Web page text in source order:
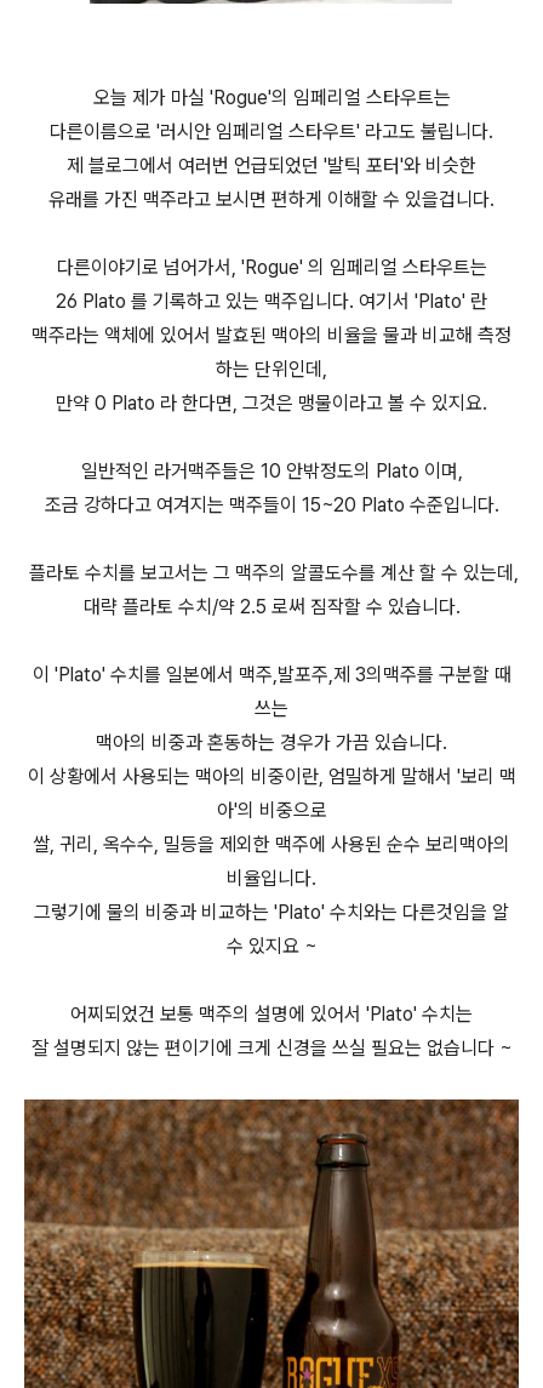
오늘 제가 마실 'Rogue'의 임페리얼 스타우트는
다른이름으로 '러시안 임페리얼 스타우트' 라고도 불립니다.
제 블로그에서 여러번 언급되었던 '발틱 포터'와 비슷한
유래를 가진 맥주라고 보시면 편하게 이해할 수 있을겁니다.
다른이야기로 넘어가서, 'Rogue' 의 임페리얼 스타우트는
26 Plato 를 기록하고 있는 맥주입니다. 여기서 'Plato' 란
맥주라는 액체에 있어서 발효된 맥아의 비율을 물과 비교해 측정
하는 단위인데,
만약 0 Plato 라 한다면, 그것은 맹물이라고 볼 수 있지요.
일반적인 라거맥주들은 10 안밖정도의 Plato 이며,
조금 강하다고 여겨지는 맥주들이 15~20 Plato 수준입니다.
플라토 수치를 보고서는 그 맥주의 알콜도수를 계산 할 수 있는데,
대략 플라토 수치/약 2.5 로써 짐작할 수 있습니다.
이 'Plato' 수치를 일본에서 맥주,발포주,제 3의맥주를 구분할 때
쓰는
맥아의 비중과 혼동하는 경우가 가끔 있습니다.
이 상황에서 사용되는 맥아의 비중이란, 엄밀하게 말해서 '보리 맥
아'의 비중으로
쌀, 귀리, 옥수수, 밀등을 제외한 맥주에 사용된 순수 보리맥아의
비율입니다.
그렇기에 물의 비중과 비교하는 'Plato' 수치와는 다른것임을 알
수 있지요 ~
어찌되었건 보통 맥주의 설명에 있어서 'Plato' 수치는
잘 설명되지 않는 편이기에 크게 신경을 쓰실 필요는 없습니다 ~